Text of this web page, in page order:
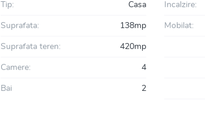
Tip: Casa
Suprafata: 138mp
Suprafata teren: 420mp
Camere: 4
Bai 2
Incalzire:
Mobilat: